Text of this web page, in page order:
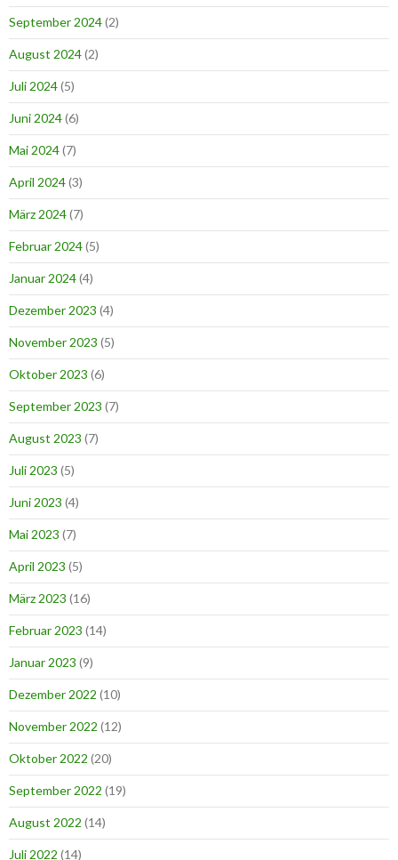
September 2024(2)
August 2024(2)
Juli 2024(5)
Juni 2024(6)
Mai 2024(7)
April 2024(3)
März 2024(7)
Februar 2024(5)
Januar 2024(4)
Dezember 2023 (4)
November 2023 (5)
Oktober 2023 (6)
September 2023 (7)
August 2023 (7)
Juli 2023 (5)
Juni 2023 (4)
Mai 2023 (7)
April 2023 (5)
März 2023 (16)
Februar 2023 (14)
Januar 2023 (9)
Dezember 2022 (10)
November 2022 (12)
Oktober 2022 (20)
September 2022 (19)
August 2022 (14)
Juli 2022 (14)